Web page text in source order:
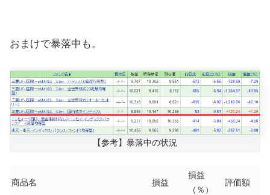
おまけで暴落中も。
【参考】暴落中の状況
商品名 損益
損益
（％）
評価額